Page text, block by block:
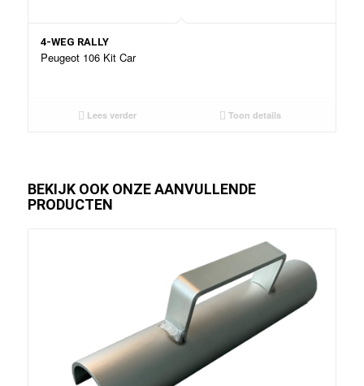
4-WEG RALLY
Peugeot 106 Kit Car
Lees verder Toon details
BEKIJK OOK ONZE AANVULLENDE
PRODUCTEN